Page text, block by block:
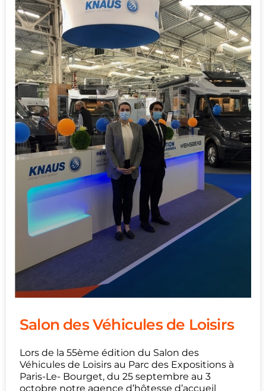
Salon des Véhicules de Loisirs
Lors de la 55ème édition du Salon des
Véhicules de Loisirs au Parc des Expositions à
Paris-Le- Bourget, du 25 septembre au 3
octobre notre agence d’hôtesse d’accueil